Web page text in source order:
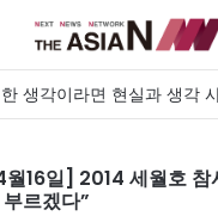
16일] 2014 세월호 참
르겠다”